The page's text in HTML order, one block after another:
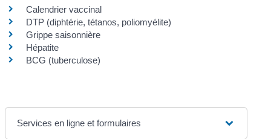
Calendrier vaccinal
DTP (diphtérie, tétanos, poliomyélite)
Grippe saisonnière
Hépatite
BCG (tuberculose)
Services en ligne et formulaires